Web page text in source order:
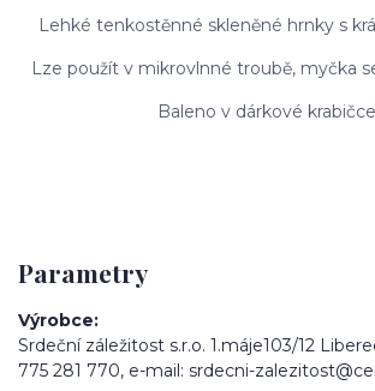
Lehké tenkostěnné skleněné hrnky s
Lze použít v mikrovlnné troubě, myčka
Baleno v dárkové
Parametry
Výrobce
Srdeční záležitost s.r.o. 1.máje103/12
775 281 770, e-mail: srdecni-